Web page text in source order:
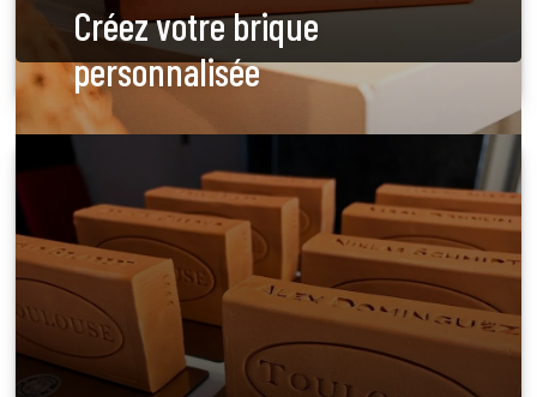
Créez votre brique
personnalisée